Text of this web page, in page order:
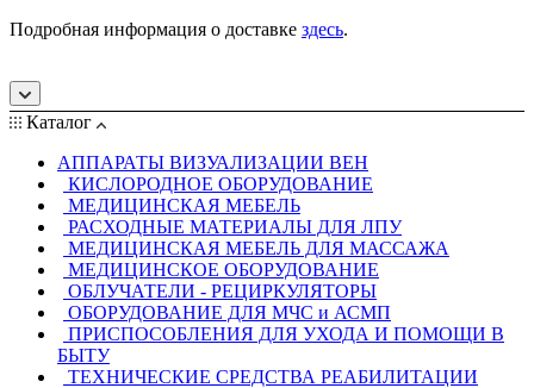
Подробная информация о доставке здесь.
Каталог
АППАРАТЫ ВИЗУАЛИЗАЦИИ ВЕН
КИСЛОРОДНОЕ ОБОРУДОВАНИЕ
МЕДИЦИНСКАЯ МЕБЕЛЬ
РАСХОДНЫЕ МАТЕРИАЛЫ ДЛЯ ЛПУ
МЕДИЦИНСКАЯ МЕБЕЛЬ ДЛЯ МАССАЖА
МЕДИЦИНСКОЕ ОБОРУДОВАНИЕ
ОБЛУЧАТЕЛИ - РЕЦИРКУЛЯТОРЫ
ОБОРУДОВАНИЕ ДЛЯ МЧС и АСМП
ПРИСПОСОБЛЕНИЯ ДЛЯ УХОДА И ПОМОЩИ В
БЫТУ
ТЕХНИЧЕСКИЕ СРЕДСТВА РЕАБИЛИТАЦИИ